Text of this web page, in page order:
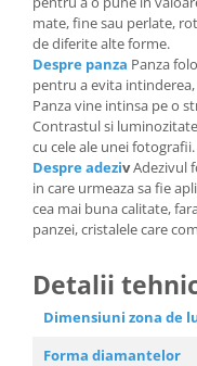
mate, fine sau perlate,
de diferite alte forme.
Despre panza Panza
pentru a evita
Panza vine intinsa pe o
Contrastul si
cu cele ale unei
Despre adezivAdezivul
in care urmeaza sa fie
cea mai buna calitate,
panzei, cristalele care
Detalii
Dimensiuni zona de
Forma diamantelor